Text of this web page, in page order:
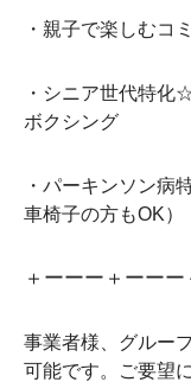
・親子で楽しむコ
・シニア世代特
ボクシング
・パーキンソン病
車椅子の方もOK）
＋ーーー＋ーー
事業者様、グルー
可能です。ご要望